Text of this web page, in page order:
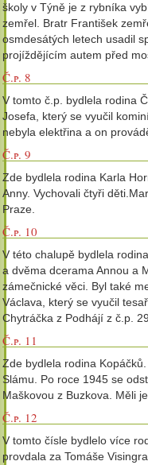
školy v Týně je z rybníka
zemřel. Bratr František
osmdesátých letech usadil
projíždějícím autem před
Č.p. 8
V tomto č.p. bydlela rodina
Josefa, který se vyučil
nebyla elektřina a on
Č.p. 9
Zde bydlela rodina Karla
Anny. Vychovali čtyři
Praze.
Č.p. 10
V této chalupě bydlela
a dvěma dcerama Annou a
zámečnické věci. Byl také
Václava, který se vyučil
Chytráčka z Podhájí z č.p.
Č.p. 11
Zde bydlela rodina
Slámu. Po roce 1945 se
Maškovou z Buzkova. Měli
Č.p. 12
V tomto čísle bydlelo více
provdala za Tomáše